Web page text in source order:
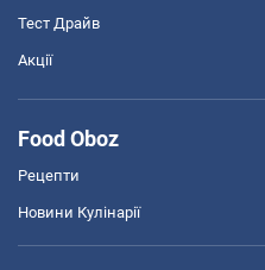
Тест Драйв
Акції
Food Oboz
Рецепти
Новини Кулінарії